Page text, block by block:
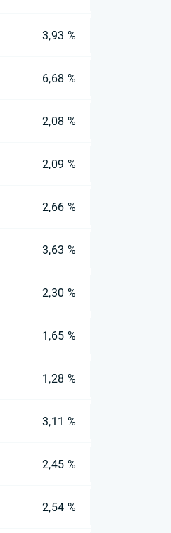
3,93 %
6,68 %
2,08 %
2,09 %
2,66 %
3,63 %
2,30 %
1,65 %
1,28 %
3,11 %
2,45 %
2,54 %